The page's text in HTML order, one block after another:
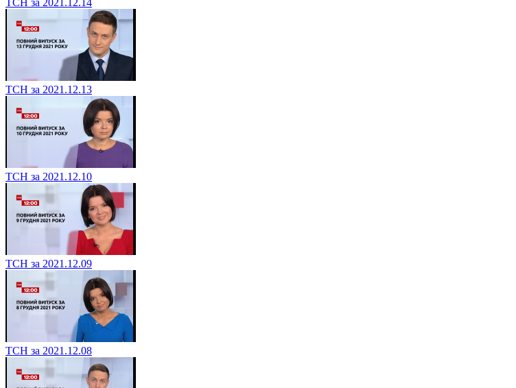
ТСН за 2021.12.13
ТСН за 2021.12.10
ТСН за 2021.12.09
ТСН за 2021.12.08